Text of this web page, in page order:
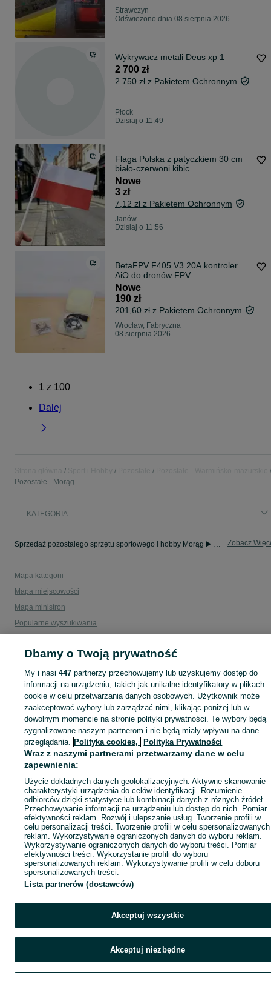
Strawczyn
Odświeżono dnia 08 sierpnia 2026
Wykrywacz metali Deus xp 1
2 700 zł
2 750 zł z Pakietem Ochronnym
Płock
Dzisiaj o 11:49
Flaga Polska z patyczkiem 30 cm
biało-czerwoni kibic
Nowe
3 zł
7,12 zł z Pakietem Ochronnym
Janów
Dzisiaj o 11:56
BetaFPV F405 V3 20A kontroler
AiO do dronów FPV
Nowe
190 zł
201,60 zł z Pakietem Ochronnym
Wrocław, Fabryczna
08 sierpnia 2026
1 z 100
Dalej
Pozostałe - Morąg
KATEGORIA
Sprzedaż pozostałego sprzętu sportowego i hobby Morąg ▶️ Nowe i używane ✅ Szeroki wybór w najlepszych cenach ✌ Znajdź ogłoszenia na OLX.pl! Zobacz
Mapa kategorii
Mapa miejscowości
Mapa ministron
Popularne wyszukiwania
Dbamy o Twoją prywatność
My i nasi447 partnerzy przechowujemy lub uzyskujemy dostęp do
informacji na urządzeniu, takich jak unikalne identyfikatory w plikach
cookie w celu przetwarzania danych osobowych. Użytkownik może
zaakceptować wybory lub zarządzać nimi, klikając poniżej lub w
dowolnym momencie na stronie polityki prywatności. Te wybory będą
sygnalizowane naszym partnerom i nie będą miały wpływu na dane
przeglądania. Polityka cookies, Polityka Prywatności
Wraz z naszymi partnerami przetwarzamy dane w celu
zapewnienia:
Użycie dokładnych danych geolokalizacyjnych. Aktywne skanowanie
charakterystyki urządzenia do celów identyfikacji. Rozumienie
odbiorców dzięki statystyce lub kombinacji danych z różnych źródeł.
Przechowywanie informacji na urządzeniu lub dostęp do nich. Pomiar
efektywności reklam. Rozwój i ulepszanie usług. Tworzenie profili w
celu personalizacji treści. Tworzenie profili w celu spersonalizowanych
reklam. Wykorzystywanie ograniczonych danych do wyboru reklam.
Wykorzystywanie ograniczonych danych do wyboru treści. Pomiar
efektywności treści. Wykorzystanie profili do wyboru
spersonalizowanych reklam. Wykorzystywanie profili w celu doboru
spersonalizowanych treści.
Lista partnerów (dostawców)
Akceptuj wszystkie
Akceptuj niezbędne